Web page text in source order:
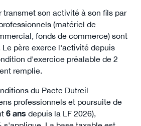
transmet son activité à son fils par
(matériel de
fonds de commerce) sont
Le père exerce l'activité depuis
d'exercice préalable de 2
remplie.
du Pacte Dutreil
professionnels et poursuite de
6 ans depuis la LF 2026),